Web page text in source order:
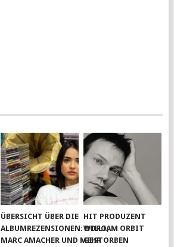
ÜBERSICHT ÜBER DIE
ALBUMREZENSIONEN: DORO,
MARC AMACHER UND MEHR
HIT PRODUZENT
WILLIAM ORBIT
GESTORBEN